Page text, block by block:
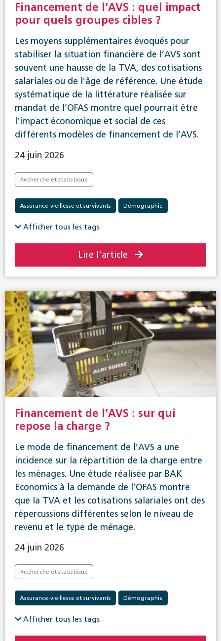
Financement de l’AVS : quel impact
pour quels groupes cibles ?
Les moyens supplémentaires évoqués pour
stabiliser la situation financière de l’AVS sont
souvent une hausse de la TVA, des cotisations
salariales ou de l’âge de référence. Une étude
systématique de la littérature réalisée sur
mandat de l’OFAS montre quel pourrait être
l’impact économique et social de ces
différents modèles de financement de l’AVS.
24 juin 2026
Recherche et statistique
Assurance-vieillesse et survivants Démographie
Afficher tous les tags
Lire l'article
Financement de l’AVS : sur qui
repose la charge ?
Le mode de financement de l’AVS a une
incidence sur la répartition de la charge entre
les ménages. Une étude réalisée par BAK
Economics à la demande de l’OFAS montre
que la TVA et les cotisations salariales ont des
répercussions différentes selon le niveau de
revenu et le type de ménage.
24 juin 2026
Recherche et statistique
Assurance-vieillesse et survivants Démographie
Afficher tous les tags